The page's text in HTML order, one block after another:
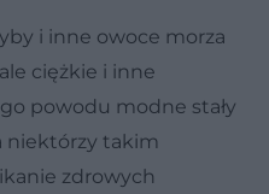
i inne owoce morza
ciężkie i inne
powodu modne stały
niektórzy takim
zdrowych